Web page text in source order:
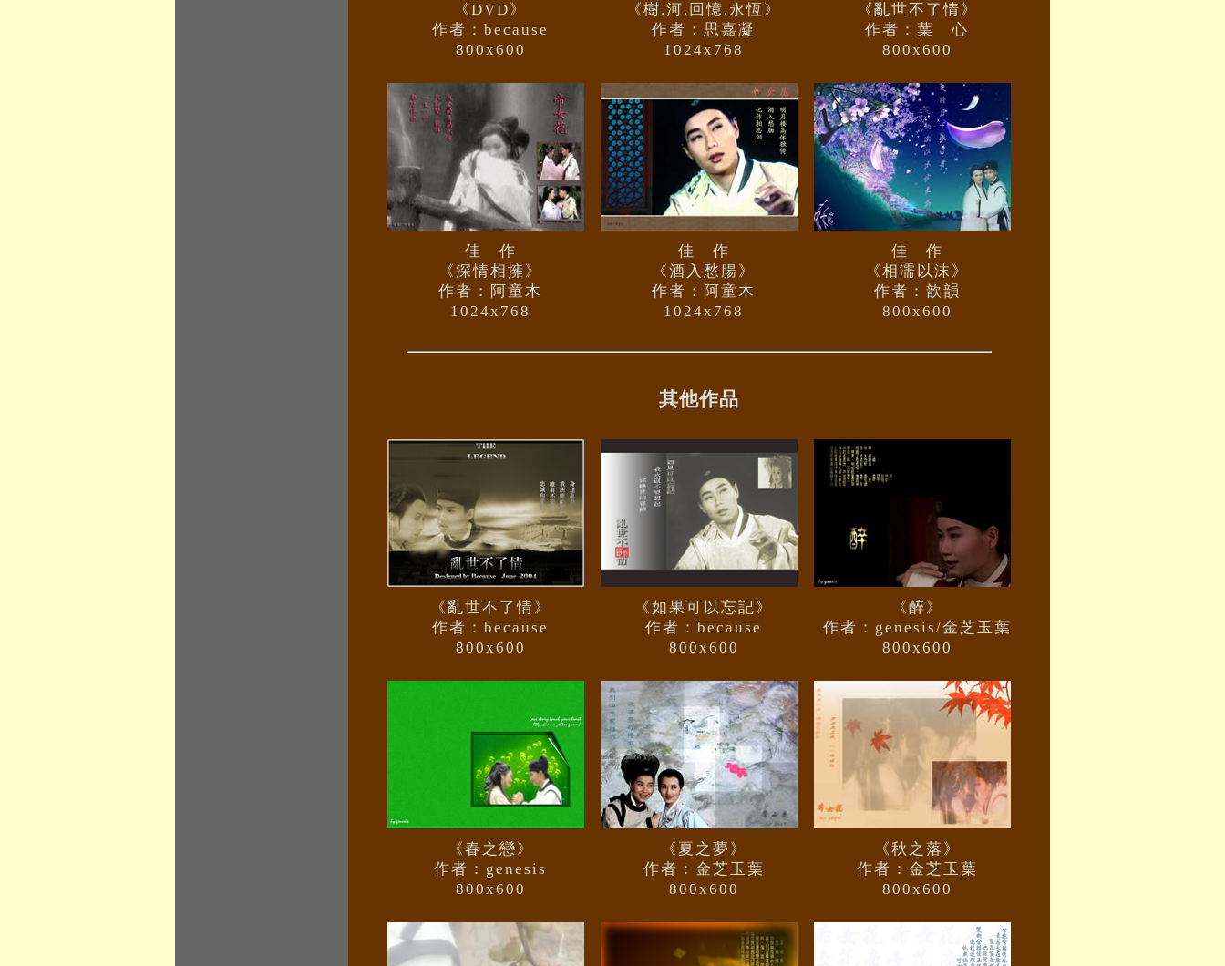
《DVD》
作者：because
800x600
《樹.河.回憶.永恆》
作者：思嘉凝
1024x768
《亂世不了情》
作者：葉 心
800x600
佳 作
《深情相擁》
作者：阿童木
1024x768
佳 作
《酒入愁腸》
作者：阿童木
1024x768
佳 作
《相濡以沫》
作者：歆韻
800x600
其他作品
《亂世不了情》
作者：because
800x600
《如果可以忘記》
作者：because
800x600
《醉》
作者：genesis/金芝玉葉
800x600
《春之戀》
作者：genesis
800x600
《夏之夢》
作者：金芝玉葉
800x600
《秋之落》
作者：金芝玉葉
800x600